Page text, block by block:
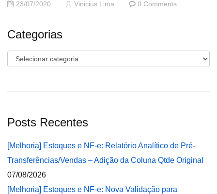
23/07/2020 Vinicius Lima 0 Comments
Categorias
Categorias
Posts Recentes
[Melhoria] Estoques e NF-e: Relatório Analítico de Pré-
Transferências/Vendas – Adição da Coluna Qtde Original
07/08/2026
[Melhoria] Estoques e NF-e: Nova Validação para